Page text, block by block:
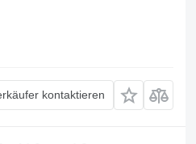
kontaktieren